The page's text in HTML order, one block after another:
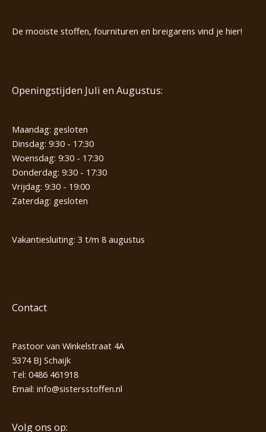
De mooiste stoffen, fournituren en breigarens vind je hier!
Openingstijden Juli en Augustus:
Maandag: gesloten
Dinsdag: 9:30 - 17:30
Woensdag: 9:30 - 17:30
Donderdag: 9:30 - 17:30
Vrijdag: 9:30 - 19:00
Zaterdag: gesloten
Vakantiesluiting: 3 t/m 8 augustus
Contact
Pastoor van Winkelstraat 4A
5374 BJ Schaijk
Tel: 0486 461918
Email: info@sistersstoffen.nl
Volg ons op: